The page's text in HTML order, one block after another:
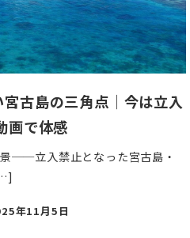
古島の三角点｜今は立入
画で体感
──立入禁止となった宮古島・
年11月5日